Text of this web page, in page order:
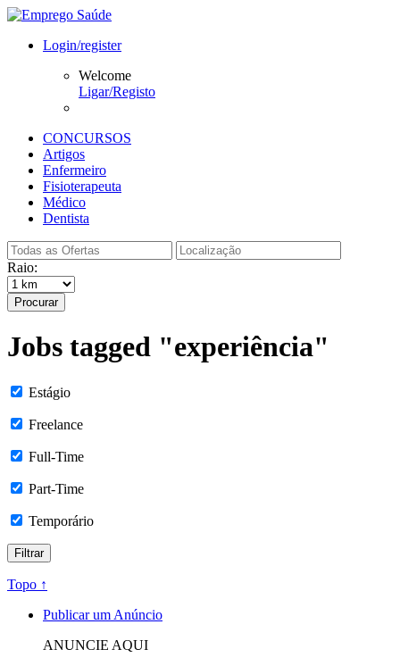
Login/register
Welcome
Ligar/Registo
CONCURSOS
Artigos
Enfermeiro
Fisioterapeuta
Médico
Dentista
Raio:
Procurar
Jobs tagged "experiência"
Estágio
Freelance
Full-Time
Part-Time
Temporário
Topo ↑
Publicar um Anúncio
ANUNCIE AQUI